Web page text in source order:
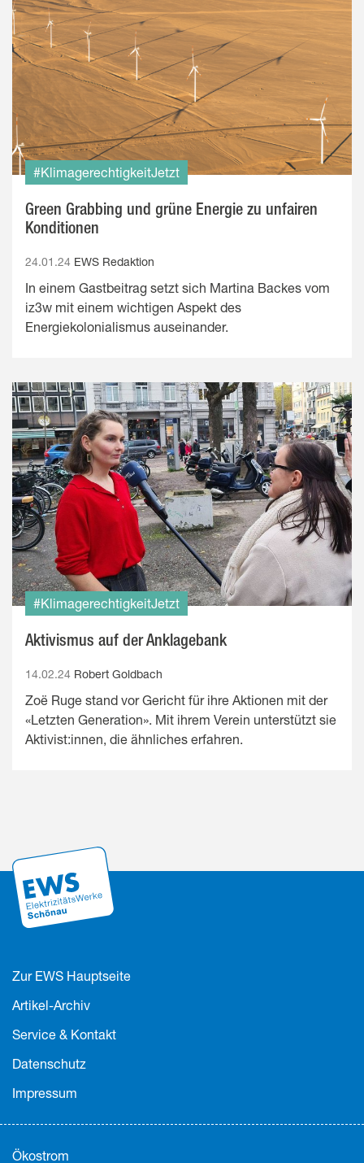
#KlimagerechtigkeitJetzt
Green Grabbing und grüne Energie zu unfairen
Konditionen
24.01.24 EWS Redaktion
In einem Gastbeitrag setzt sich Martina Backes vom
iz3w mit einem wichtigen Aspekt des
Energiekolonialismus auseinander.
#KlimagerechtigkeitJetzt
Aktivismus auf der Anklagebank
14.02.24 Robert Goldbach
Zoë Ruge stand vor Gericht für ihre Aktionen mit der
«Letzten Generation». Mit ihrem Verein unterstützt sie
Aktivist:innen, die ähnliches erfahren.
Zur EWS Hauptseite
Artikel-Archiv
Service & Kontakt
Datenschutz
Impressum
Ökostrom